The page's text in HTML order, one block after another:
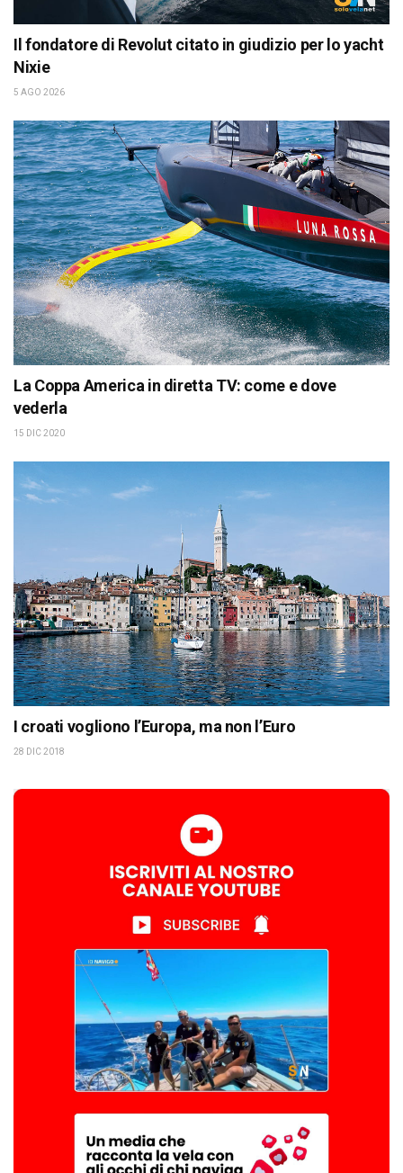
Il fondatore di Revolut citato in giudizio per lo yacht
Nixie
5 AGO 2026
La Coppa America in diretta TV: come e dove
vederla
15 DIC 2020
I croati vogliono l’Europa, ma non l’Euro
28 DIC 2018